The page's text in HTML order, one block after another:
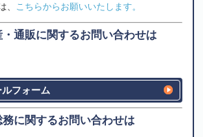
、 こちらからお願いいたします。
通販に関するお問い合わせは
フォーム
務に関するお問い合わせは